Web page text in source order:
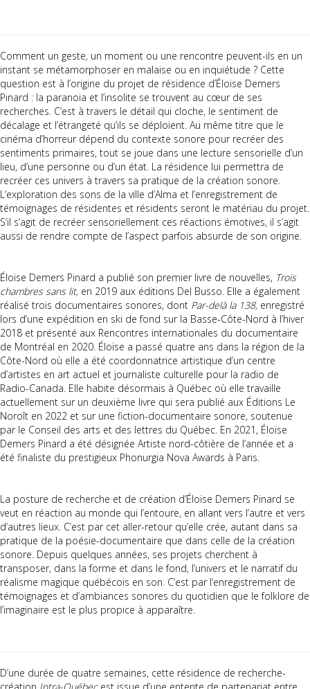
Comment un geste, un moment ou une rencontre peuvent-ils en un
instant se métamorphoser en malaise ou en inquiétude ? Cette
question est à l’origine du projet de résidence d’Éloïse Demers
Pinard : la paranoïa et l’insolite se trouvent au cœur de ses
recherches. C’est à travers le détail qui cloche, le sentiment de
décalage et l’étrangeté qu’ils se déploient. Au même titre que le
cinéma d’horreur dépend du contexte sonore pour recréer des
sentiments primaires, tout se joue dans une lecture sensorielle d’un
lieu, d’une personne ou d’un état. La résidence lui permettra de
recréer ces univers à travers sa pratique de la création sonore.
L’exploration des sons de la ville d’Alma et l’enregistrement de
témoignages de résidentes et résidents seront le matériau du projet.
S’il s’agit de recréer sensoriellement ces réactions émotives, il s’agit
aussi de rendre compte de l’aspect parfois absurde de son origine.
Éloïse Demers Pinard a publié son premier livre de nouvelles, Trois
chambres sans lit, en 2019 aux éditions Del Busso. Elle a également
réalisé trois documentaires sonores, dont Par-delà la 138, enregistré
lors d’une expédition en ski de fond sur la Basse-Côte-Nord à l’hiver
2018 et présenté aux Rencontres internationales du documentaire
de Montréal en 2020. Éloïse a passé quatre ans dans la région de la
Côte-Nord où elle a été coordonnatrice artistique d’un centre
d’artistes en art actuel et journaliste culturelle pour la radio de
Radio-Canada. Elle habite désormais à Québec où elle travaille
actuellement sur un deuxième livre qui sera publié aux Éditions Le
Noroît en 2022 et sur une fiction-documentaire sonore, soutenue
par le Conseil des arts et des lettres du Québec. En 2021, Éloïse
Demers Pinard a été désignée Artiste nord-côtière de l’année et a
été finaliste du prestigieux Phonurgia Nova Awards à Paris.
La posture de recherche et de création d’Éloïse Demers Pinard se
veut en réaction au monde qui l’entoure, en allant vers l’autre et vers
d’autres lieux. C’est par cet aller-retour qu’elle crée, autant dans sa
pratique de la poésie-documentaire que dans celle de la création
sonore. Depuis quelques années, ses projets cherchent à
transposer, dans la forme et dans le fond, l’univers et le narratif du
réalisme magique québécois en son. C’est par l’enregistrement de
témoignages et d’ambiances sonores du quotidien que le folklore de
l’imaginaire est le plus propice à apparaître.
D’une durée de quatre semaines, cette résidence de recherche-